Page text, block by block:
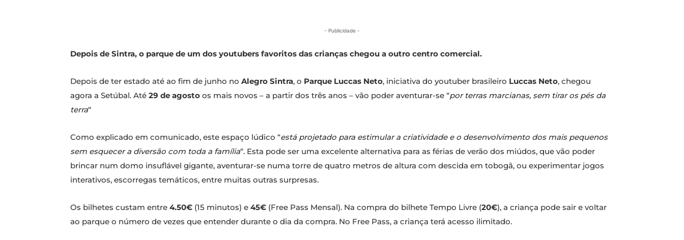
- Publicidade -
Depois de Sintra, o parque de um dos youtubers favoritos das crianças chegou a outro centro comercial.
Depois de ter estado até ao fim de junho no Alegro Sintra, o Parque Luccas Neto, iniciativa do youtuber brasileiro Luccas Neto, chegou
agora a Setúbal. Até 29 de agosto os mais novos – a partir dos três anos – vão poder aventurar-se “por terras marcianas, sem tirar os pés da
terra“
Como explicado em comunicado, este espaço lúdico “está projetado para estimular a criatividade e o desenvolvimento dos mais pequenos
sem esquecer a diversão com toda a família“. Esta pode ser uma excelente alternativa para as férias de verão dos miúdos, que vão poder
brincar num domo insuflável gigante, aventurar-se numa torre de quatro metros de altura com descida em tobogã, ou experimentar jogos
interativos, escorregas temáticos, entre muitas outras surpresas.
Os bilhetes custam entre 4.50€ (15 minutos) e 45€ (Free Pass Mensal). Na compra do bilhete Tempo Livre (20€), a criança pode sair e voltar
ao parque o número de vezes que entender durante o dia da compra. No Free Pass, a criança terá acesso ilimitado.